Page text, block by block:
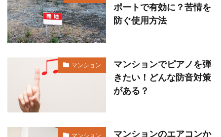
ポートで有効に？苦情を
防ぐ使用方法
マンション
マンションでピアノを弾
きたい！どんな防音対策
がある？
マンション
マンションのエアコンか